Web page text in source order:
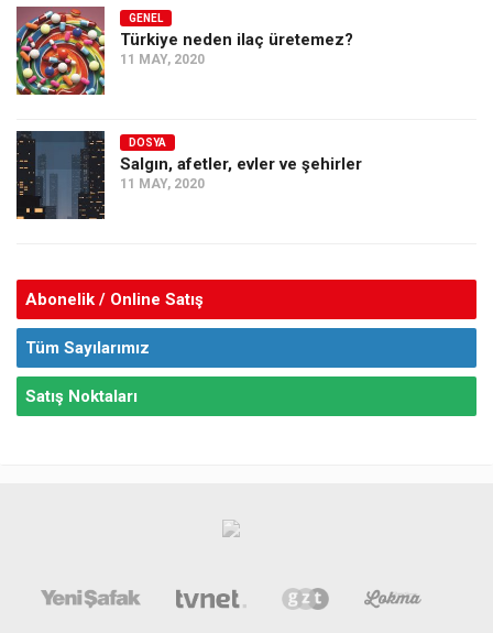
GENEL
Türkiye neden ilaç üretemez?
11 MAY, 2020
DOSYA
Salgın, afetler, evler ve şehirler
11 MAY, 2020
Abonelik / Online Satış
Tüm Sayılarımız
Satış Noktaları